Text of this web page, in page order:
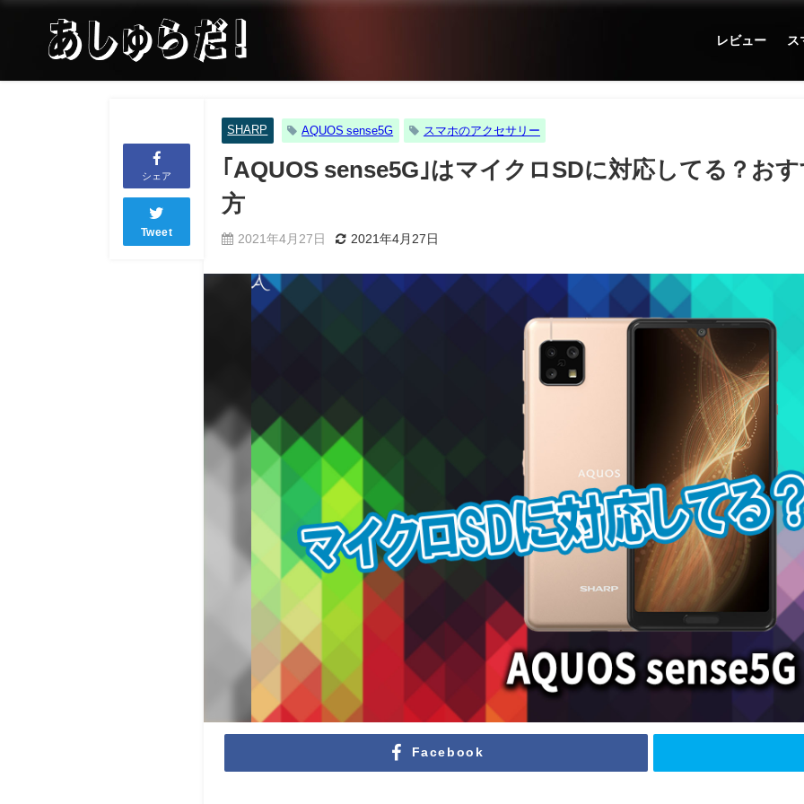
レビュー ス
シェア
Tweet
SHARP AQUOS sense5G スマホのアクセサリー
｢AQUOS sense5G｣はマイクロSDに対応してる？お
方
2021年4月27日 2021年4月27日
Facebook